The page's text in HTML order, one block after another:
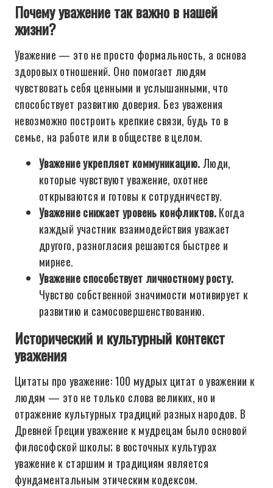
Почему уважение так важно в нашей
жизни?
Уважение — это не просто формальность, а основа
здоровых отношений. Оно помогает людям
чувствовать себя ценными и услышанными, что
способствует развитию доверия. Без уважения
невозможно построить крепкие связи, будь то в
семье, на работе или в обществе в целом.
Уважение укрепляет коммуникацию.Люди,
которые чувствуют уважение, охотнее
открываются и готовы к сотрудничеству.
Уважение снижает уровень конфликтов.Когда
каждый участник взаимодействия уважает
другого, разногласия решаются быстрее и
мирнее.
Уважение способствует личностному росту.
Чувство собственной значимости мотивирует к
развитию и самосовершенствованию.
Исторический и культурный контекст
уважения
Цитаты про уважение: 100 мудрых цитат о уважении к
людям — это не только слова великих, но и
отражение культурных традиций разных народов. В
Древней Греции уважение к мудрецам было основой
философской школы; в восточных культурах
уважение к старшим и традициям является
фундаментальным этическим кодексом.